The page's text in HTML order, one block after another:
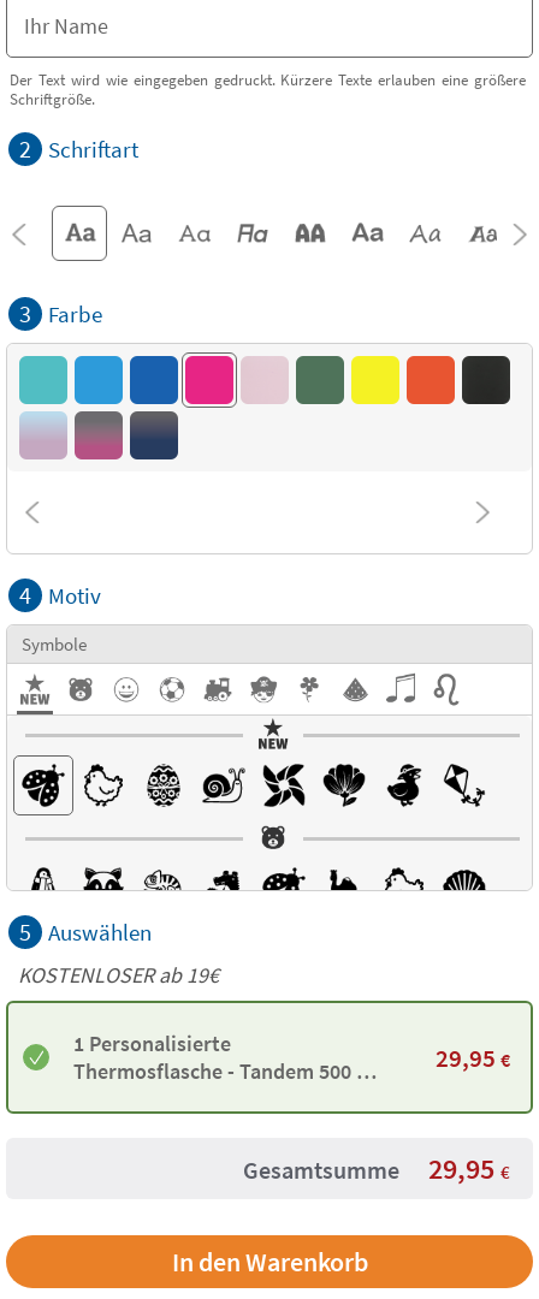
Der Text wird wie eingegeben gedruckt. Kürzere Texte erlauben eine größere
Schriftgröße.
2 Schriftart
3 Farbe
4 Motiv
Symbole
5 Auswählen
KOSTENLOSER ab 19€
1 Personalisierte
Thermosflasche - Tandem 500 ml
29,95 €
Gesamtsumme 29,95 €